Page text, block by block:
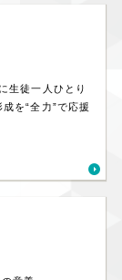
生徒一人ひとり
を“全力”で応援